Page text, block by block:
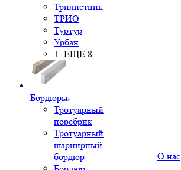
Трилистник
ТРИО
Туртур
Урбан
+ ЕЩЕ 8
Бордюры
Тротуарный
поребрик
Тротуарный
шарнирный
бордюр
О нас